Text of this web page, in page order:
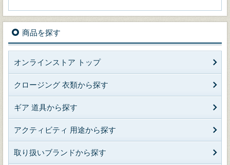
商品を探す
オンラインストア トップ
クロージング 衣類から探す
ギア 道具から探す
アクティビティ 用途から探す
取り扱いブランドから探す